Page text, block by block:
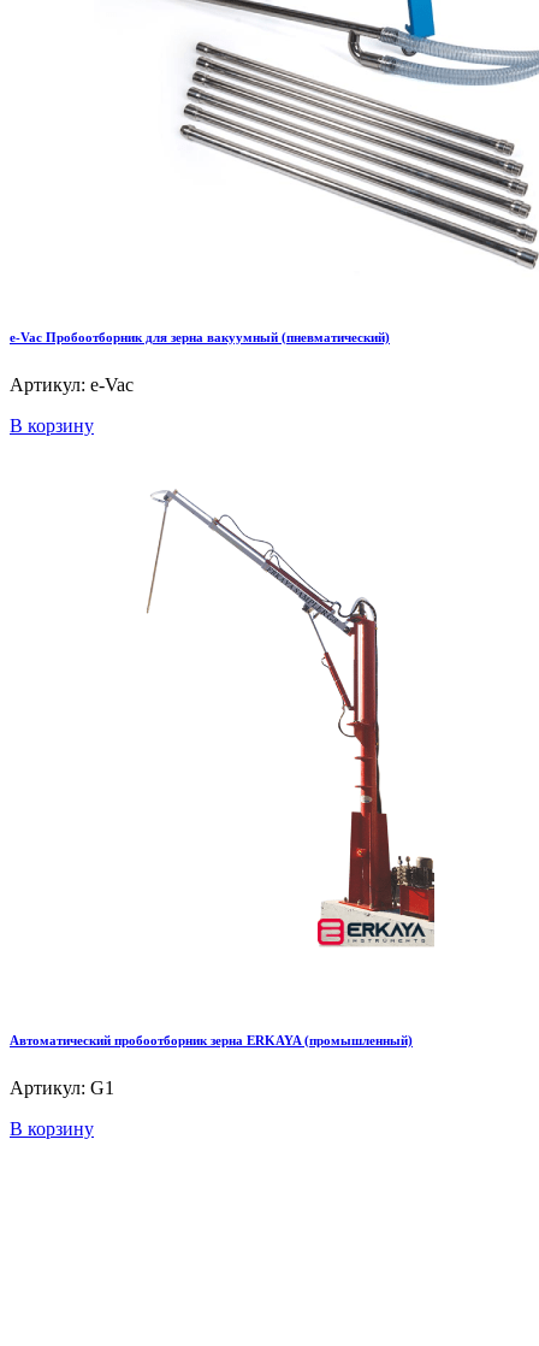
e-Vac Пробоотборник для зерна вакуумный (пневматический)
Артикул: e-Vac
В корзину
Автоматический пробоотборник зерна ERKAYA (промышленный)
Артикул: G1
В корзину